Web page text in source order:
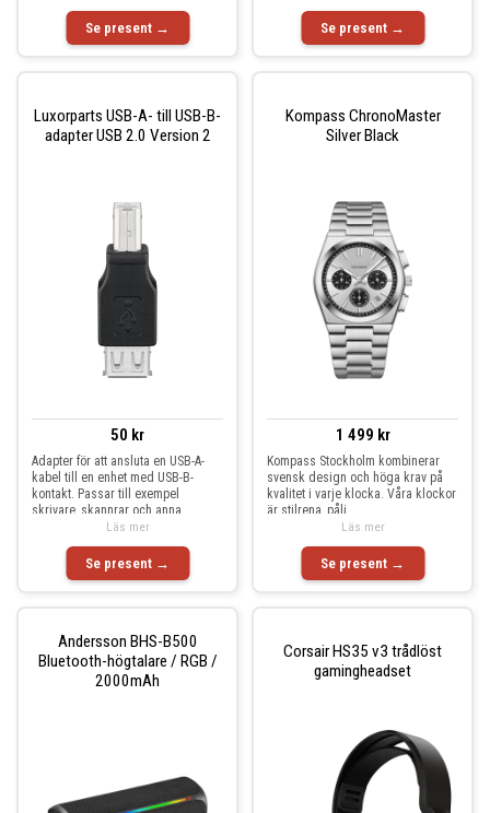
Se present → Se present →
Luxorparts USB-A- till USB-B-
adapter USB 2.0 Version 2
50 kr
Adapter för att ansluta en USB-A-
kabel till en enhet med USB-B-
kontakt. Passar till exempel
skrivare, skannrar och anna
Se present →
Läs mer
Kompass ChronoMaster
Silver Black
1 499 kr
Kompass Stockholm kombinerar
svensk design och höga krav på
kvalitet i varje klocka. Våra klockor
är stilrena, påli
Se present →
Läs mer
Andersson BHS-B500
Bluetooth-högtalare / RGB /
2000mAh
Corsair HS35 v3 trådlöst
gamingheadset